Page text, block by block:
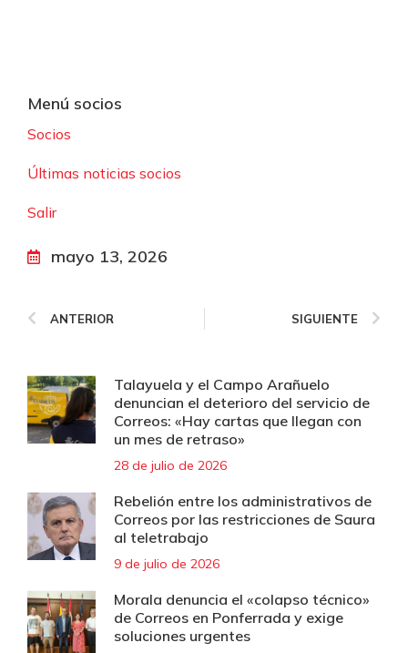
Menú socios
Socios
Últimas noticias socios
Salir
mayo 13, 2026
ANTERIOR SIGUIENTE
Talayuela y el Campo Arañuelo
denuncian el deterioro del servicio de
Correos: «Hay cartas que llegan con
un mes de retraso»
28 de julio de 2026
Rebelión entre los administrativos de
Correos por las restricciones de Saura
al teletrabajo
9 de julio de 2026
Morala denuncia el «colapso técnico»
de Correos en Ponferrada y exige
soluciones urgentes